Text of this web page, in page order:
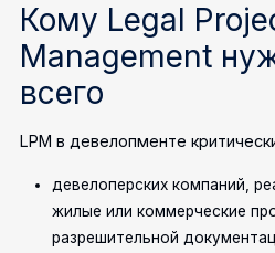
Кому Legal
Management
всего
LPM в девелопменте
девелоперских компаний,
жилые или коммерческие
разрешительной